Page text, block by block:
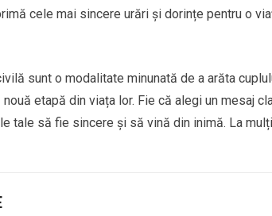
cele mai sincere urări și dorințe pentru o
sunt o modalitate minunată de a arăta
etapă din viața lor. Fie că alegi un mesaj
tale să fie sincere și să vină din inimă. La